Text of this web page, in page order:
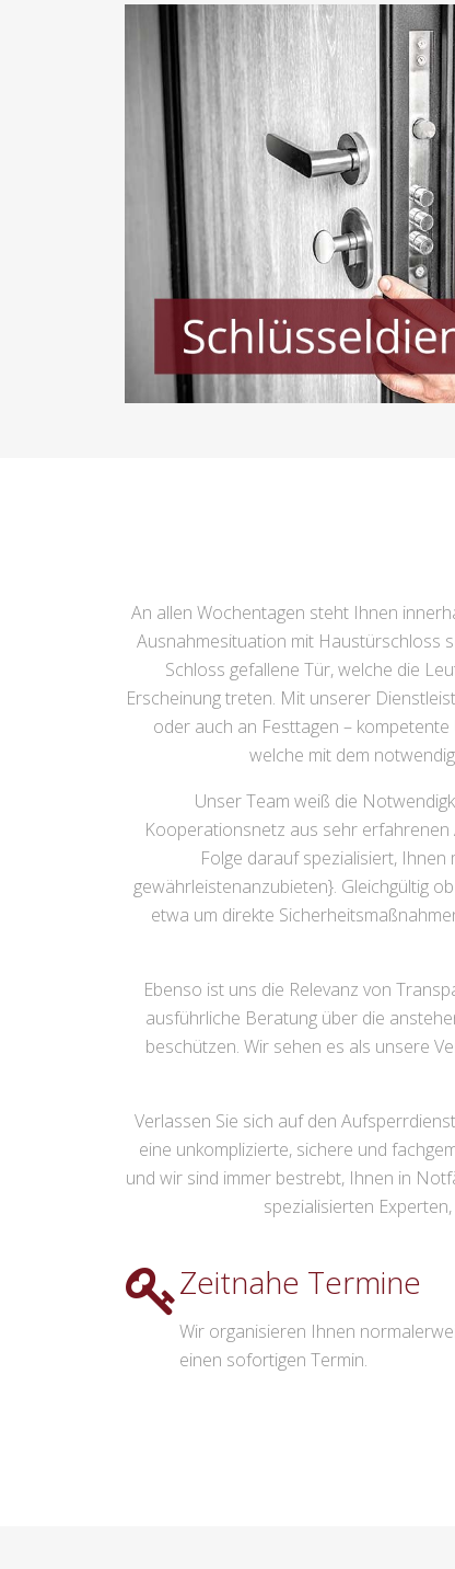
An allen Wochentagen steht Ihnen
Ausnahmesituation mit Haustürschloss
Schloss gefallene Tür, welche die
Erscheinung treten. Mit unserer
oder auch an Festtagen –
welche mit dem
Unser Team weiß die
Kooperationsnetz aus sehr erfahrenen
Folge darauf spezialisiert,
gewährleistenanzubieten}. Gleichgültig
etwa um direkte
Ebenso ist uns die Relevanz von
ausführliche Beratung über die
beschützen. Wir sehen es als unsere
Verlassen Sie sich auf den
eine unkomplizierte, sichere und
und wir sind immer bestrebt, Ihnen in
spezialisierten
Zeitnahe Termine
Wir organisieren Ihnen
einen sofortigen Termin.